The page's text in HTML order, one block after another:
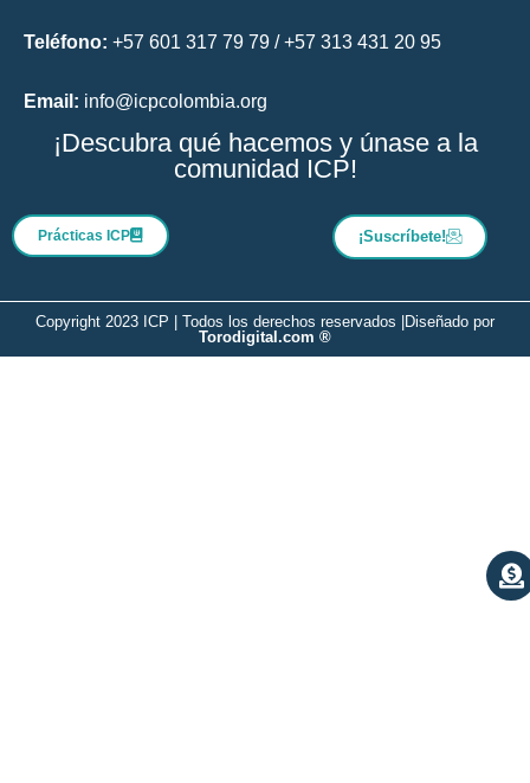
Teléfono: +57 601 317 79 79 / +57 313 431 20 95
Email: info@icpcolombia.org
¡Descubra qué hacemos y únase a la
comunidad ICP!
Prácticas ICP ¡Suscríbete!
Copyright 2023 ICP | Todos los derechos reservados |Diseñado por
Torodigital.com ®